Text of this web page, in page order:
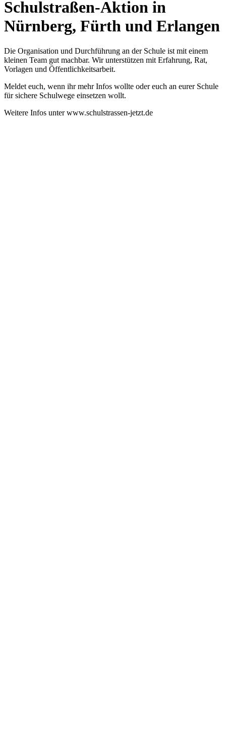
Schulstraßen-Aktion in
Nürnberg, Fürth und Erlangen
Die Organisation und Durchführung an der Schule ist mit einem
kleinen Team gut machbar. Wir unterstützen mit Erfahrung, Rat,
Vorlagen und Öffentlichkeitsarbeit.
Meldet euch, wenn ihr mehr Infos wollte oder euch an eurer Schule
für sichere Schulwege einsetzen wollt.
Weitere Infos unter www.schulstrassen-jetzt.de